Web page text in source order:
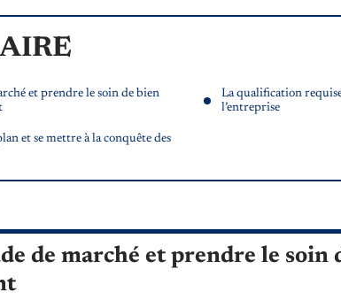
et prendre le soin de bien
et se mettre à la conquête des
La qualification
l’entreprise
de marché et prendre le soin